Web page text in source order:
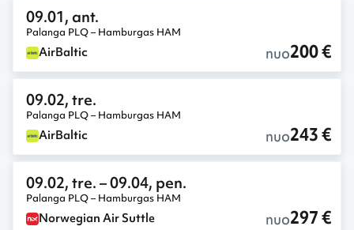
09.01, ant.
Palanga PLQ – Hamburgas HAM
AirBaltic nuo200 €
09.02, tre.
Palanga PLQ – Hamburgas HAM
AirBaltic nuo243 €
09.02, tre.– 09.04, pen.
Palanga PLQ – Hamburgas HAM
Norwegian Air Suttle nuo297 €